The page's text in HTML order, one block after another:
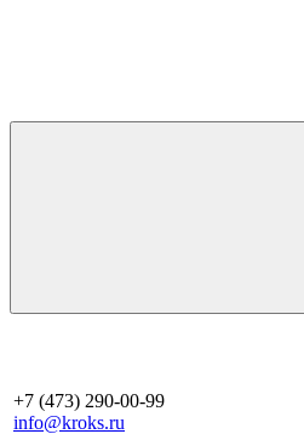
+7 (473) 290-00-99
info@kroks.ru